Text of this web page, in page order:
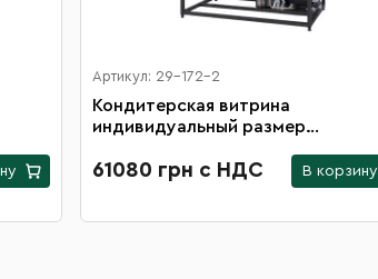
Артикул: 29-172-2
Кондитерская витрина
индивидуальный размер
61080 грн с НДС В корзину